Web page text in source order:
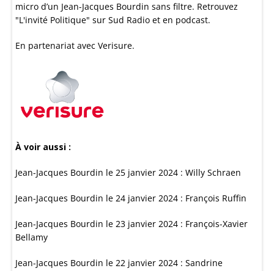
micro d’un Jean-Jacques Bourdin sans filtre. Retrouvez
"L'invité Politique" sur Sud Radio et en podcast.
En partenariat avec Verisure.
À voir aussi :
Jean-Jacques Bourdin le 25 janvier 2024 : Willy Schraen
Jean-Jacques Bourdin le 24 janvier 2024 : François Ruffin
Jean-Jacques Bourdin le 23 janvier 2024 : François-Xavier
Bellamy
Jean-Jacques Bourdin le 22 janvier 2024 : Sandrine